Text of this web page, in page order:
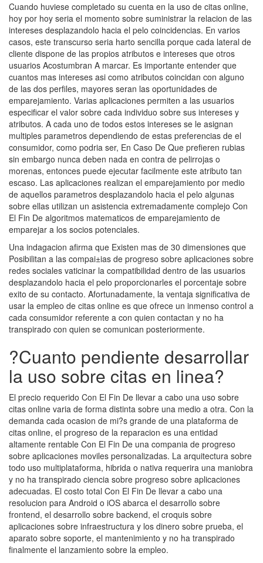
Cuando huviese completado su cuenta en la uso de citas online,
hoy por hoy seri­a el momento sobre suministrar la relacion de las
intereses desplazandolo hacia el pelo coincidencias. En varios
casos, este transcurso seri­a harto sencilla porque cada lateral de
cliente dispone de las propios atributos e intereses que otros
usuarios Acostumbran A marcar. Es importante entender que
cuantos mas intereses asi­ como atributos coincidan con alguno
de las dos perfiles, mayores seran las oportunidades de
emparejamiento. Varias aplicaciones permiten a las usuarios
especificar el valor sobre cada individuo sobre sus intereses y
atributos. A cada uno de todos estos intereses se le asignan
multiples parametros dependiendo de estas preferencias de el
consumidor, como podri­a ser, En Caso De Que prefieren rubias
sin embargo nunca deben nada en contra de pelirrojas o
morenas, entonces puede ejecutar facilmente este atributo tan
escaso. Las aplicaciones realizan el emparejamiento por medio
de aquellos parametros desplazandolo hacia el pelo algunas
sobre ellas utilizan un asistencia extremadamente complejo Con
El Fin De algoritmos matematicos de emparejamiento de
emparejar a los socios potenciales.
Una indagacion afirma que Existen mas de 30 dimensiones que
Posibilitan a las compai±ias de progreso sobre aplicaciones sobre
redes sociales vaticinar la compatibilidad dentro de las usuarios
desplazandolo hacia el pelo proporcionarles el porcentaje sobre
exito de su contacto. Afortunadamente, la ventaja significativa de
usar la empleo de citas online es que ofrece un inmenso control a
cada consumidor referente a con quien contactan y no ha
transpirado con quien se comunican posteriormente.
?Cuanto pendiente desarrollar
la uso sobre citas en linea?
El precio requerido Con El Fin De llevar a cabo una uso sobre
citas online varia de forma distinta sobre una medio a otra. Con la
demanda cada ocasion de mi?s grande de una plataforma de
citas online, el progreso de la reparacion es una entidad
altamente rentable Con El Fin De una compania de progreso
sobre aplicaciones moviles personalizadas. La arquitectura sobre
todo uso multiplataforma, hibrida o nativa requerira una maniobra
y no ha transpirado ciencia sobre progreso sobre aplicaciones
adecuadas. El costo total Con El Fin De llevar a cabo una
resolucion para Android o iOS abarca el desarrollo sobre
frontend, el desarrollo sobre backend, el croquis sobre
aplicaciones sobre infraestructura y los dinero sobre prueba, el
aparato sobre soporte, el mantenimiento y no ha transpirado
finalmente el lanzamiento sobre la empleo.